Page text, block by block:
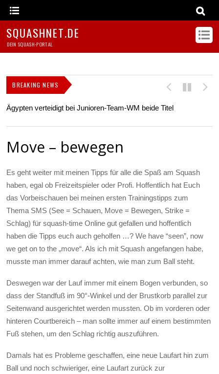
SQUASHNET.DE
DEIN SQUASH-PORTAL
BREAKING NEWS
Ägypten verteidigt bei Junioren-Team-WM beide Titel
Move – bewegen
Es geht weiter mit meinen Tipps für alle die Spaß am Squash
haben, egal ob Freizeitspieler oder Profi. Hoffentlich hat Euch
das Vorbeischauen bei meinen ersten Trainingstipps zum
Thema SMS (See = Schauen, Move = Bewegen, Strike =
Schlag) für squash-time Online gut gefallen und hoffentlich
haben die Tipps euch auch geholfen …? We have “seen”, now
we get on to the „move“. Als ich mit Squash angefangen habe,
musste man immer darauf achten, wie man zum Ball steht.
Deswegen war der Lauf immer mit einem Bogen verbunden, so
dass der Standfuß im 90°-Winkel und der Brustkorb parallel zur
Seitenwand ausgerichtet werden mussten. Ob im vorderen oder
hinteren Courtbereich – man sollte immer auf einem bestimmten
Fuß stehen, um den Schlag richtig auszuführen.
Damals hat es Probleme geschaffen, eine neue Laufart hin zum
Ball und noch schwieriger, eine Laufart zurück zur